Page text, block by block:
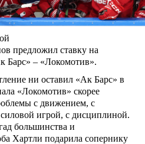
предложил ставку на
Барс» – «Локомотив».
ни оставил «Ак Барс» в
«Локомотив» скорее
с движением, с
игрой, с дисциплиной.
большинства и
Хартли подарила сопернику